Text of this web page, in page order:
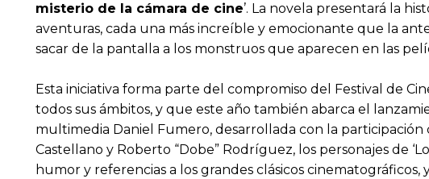
misterio de la cámara de cine’. La novela presentará la
aventuras, cada una más increíble y emocionante que la
sacar de la pantalla a los monstruos que aparecen en las
Esta iniciativa forma parte del compromiso del Festival de
todos sus ámbitos, y que este año también abarca el
multimedia Daniel Fumero, desarrollada con la
Castellano y Roberto “Dobe” Rodríguez, los personajes de
humor y referencias a los grandes clásicos